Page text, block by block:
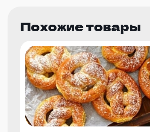
Похожие товары